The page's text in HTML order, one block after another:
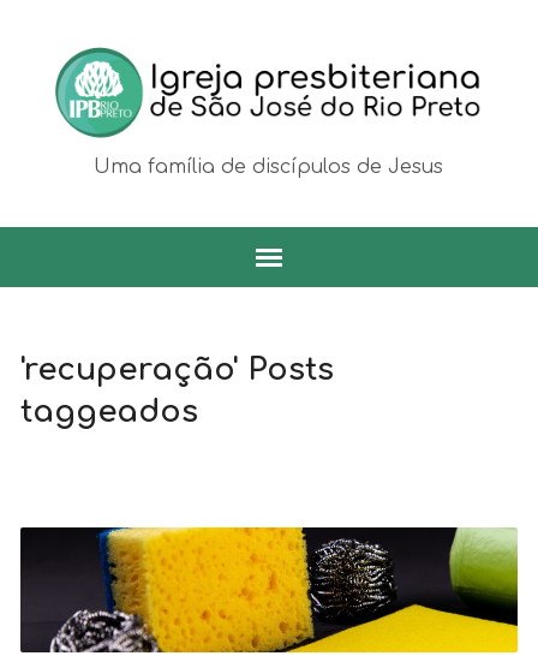
Uma família de discípulos de Jesus
'recuperação' Posts
taggeados